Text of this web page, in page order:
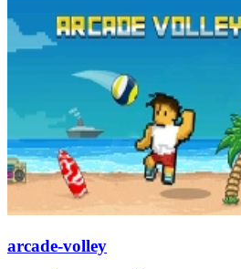
arcade-volley